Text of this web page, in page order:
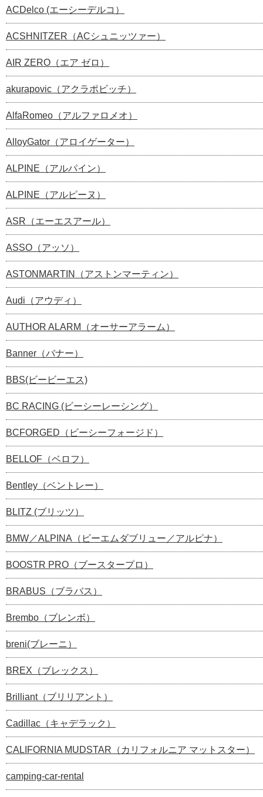
ACDelco (エーシーデルコ）
ACSHNITZER（ACシュニッツァー）
AIR ZERO（エア ゼロ）
akurapovic（アクラポビッチ）
AlfaRomeo（アルファロメオ）
AlloyGator（アロイゲーター）
ALPINE（アルパイン）
ALPINE（アルピーヌ）
ASR（エーエスアール）
ASSO（アッソ）
ASTONMARTIN（アストンマーティン）
Audi（アウディ）
AUTHOR ALARM（オーサーアラーム）
Banner（バナー）
BBS(ビービーエス)
BC RACING (ビーシーレーシング）
BCFORGED（ビーシーフォージド）
BELLOF（ベロフ）
Bentley（ベントレー）
BLITZ (ブリッツ）
BMW／ALPINA（ビーエムダブリュー／アルピナ）
BOOSTR PRO（ブースタープロ）
BRABUS（ブラバス）
Brembo（ブレンボ）
breni(ブレーニ）
BREX（ブレックス）
Brilliant（ブリリアント）
Cadillac（キャデラック）
CALIFORNIA MUDSTAR（カリフォルニア マットスター）
camping-car-rental